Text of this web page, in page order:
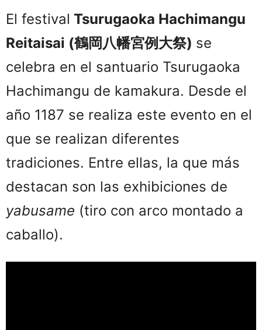
El festival Tsurugaoka Hachimangu
Reitaisai (鶴岡八幡宮例大祭) se
celebra en el santuario Tsurugaoka
Hachimangu de kamakura. Desde el
año 1187 se realiza este evento en el
que se realizan diferentes
tradiciones. Entre ellas, la que más
destacan son las exhibiciones de
yabusame (tiro con arco montado a
caballo).